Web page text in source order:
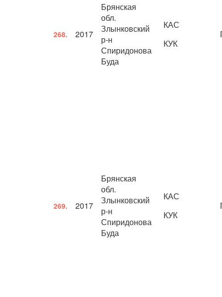
268. 2017
Брянская
обл.
Злынковский
р-н
Спиридонова
Буда
КАС
КУК
269. 2017
Брянская
обл.
Злынковский
р-н
Спиридонова
Буда
КАС
КУК